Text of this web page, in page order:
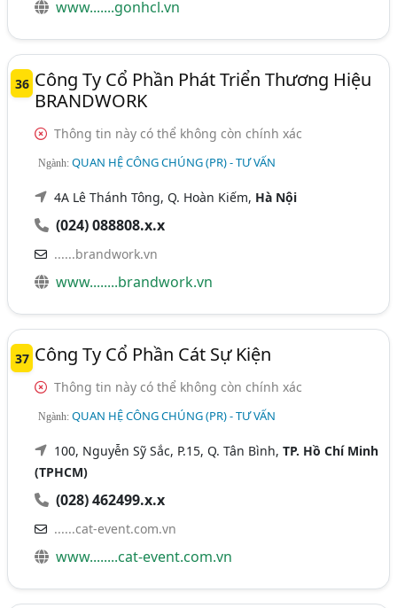
www.......gonhcl.vn
36 Công Ty Cổ Phần Phát Triển Thương Hiệu
BRANDWORK
Thông tin này có thể không còn chính xác
Ngành:QUAN HỆ CÔNG CHÚNG (PR) - TƯ VẤN
4A Lê Thánh Tông, Q. Hoàn Kiếm, Hà Nội
(024) 088808.x.x
......brandwork.vn
www........brandwork.vn
37 Công Ty Cổ Phần Cát Sự Kiện
Thông tin này có thể không còn chính xác
Ngành:QUAN HỆ CÔNG CHÚNG (PR) - TƯ VẤN
100, Nguyễn Sỹ Sắc, P.15, Q. Tân Bình,TP. Hồ Chí Minh
(TPHCM)
(028) 462499.x.x
......cat-event.com.vn
www........cat-event.com.vn